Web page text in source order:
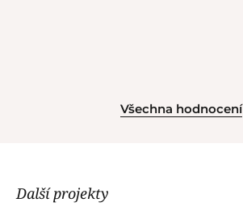
Všechna hodnocení
Další projekty